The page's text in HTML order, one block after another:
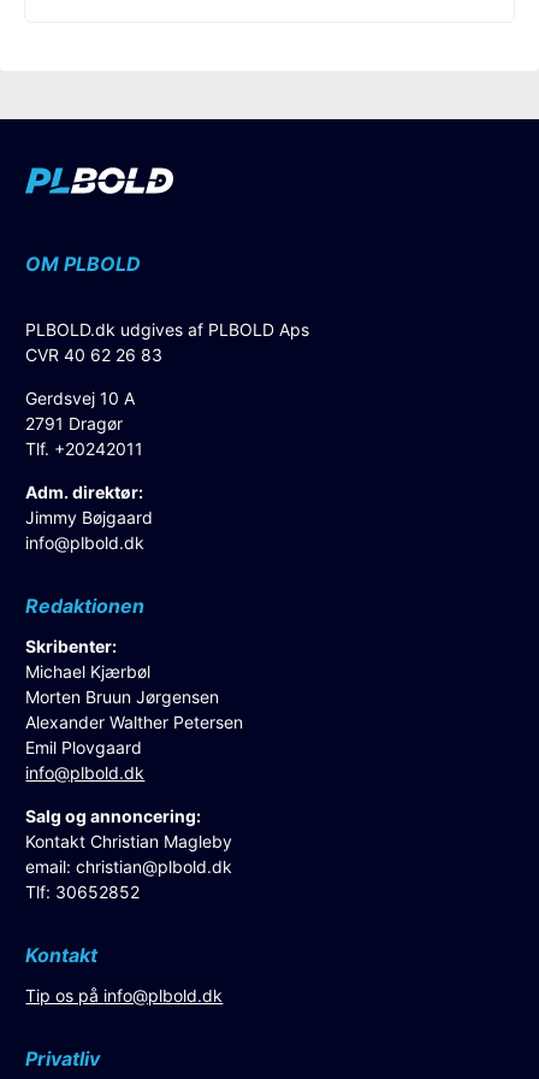
OM PLBOLD
PLBOLD.dk udgives af PLBOLD Aps
CVR 40 62 26 83
Gerdsvej 10 A
2791 Dragør
Tlf. +20242011
Adm. direktør:
Jimmy Bøjgaard
info@plbold.dk
Redaktionen
Skribenter:
Michael Kjærbøl
Morten Bruun Jørgensen
Alexander Walther Petersen
Emil Plovgaard
info@plbold.dk
Salg og annoncering:
Kontakt Christian Magleby
email:christian@plbold.dk
Tlf: 30652852
Kontakt
Tip os på info@plbold.dk
Privatliv